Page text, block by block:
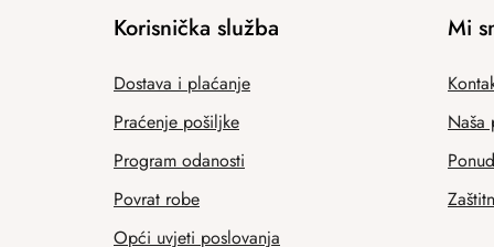
Korisnička služba
Dostava i plaćanje
Praćenje pošiljke
Program odanosti
Povrat robe
Opći uvjeti poslovanja
Mi
Naša